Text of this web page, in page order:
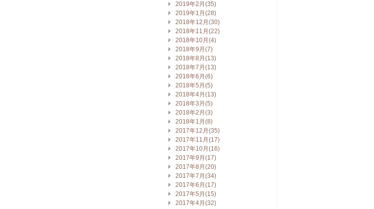
2019年2月(35)
2019年1月(28)
2018年12月(30)
2018年11月(22)
2018年10月(4)
2018年9月(7)
2018年8月(13)
2018年7月(13)
2018年6月(6)
2018年5月(5)
2018年4月(13)
2018年3月(5)
2018年2月(3)
2018年1月(8)
2017年12月(35)
2017年11月(17)
2017年10月(16)
2017年9月(17)
2017年8月(20)
2017年7月(34)
2017年6月(17)
2017年5月(15)
2017年4月(32)